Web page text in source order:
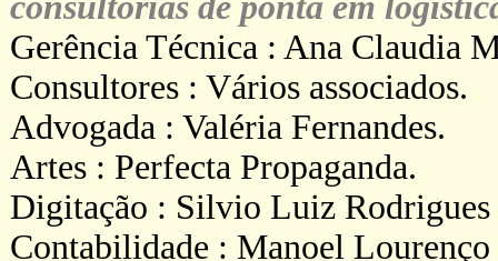
Gerência Técnica : Ana Claudia
Consultores : Vários associados.
Advogada : Valéria Fernandes.
Artes : Perfecta Propaganda.
Digitação : Silvio Luiz Rodrigues
Contabilidade : Manoel Lourenço